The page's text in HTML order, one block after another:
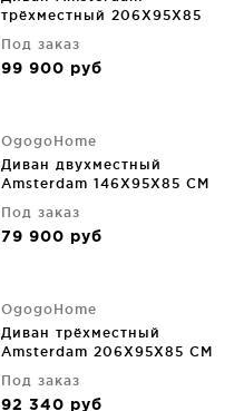
трёхместный 206X95X85
Под заказ
99 900 руб
OgogoHome
Диван двухместный
Amsterdam 146X95X85 CM
Под заказ
79 900 руб
OgogoHome
Диван трёхместный
Amsterdam 206X95X85 CM
Под заказ
92 340 руб